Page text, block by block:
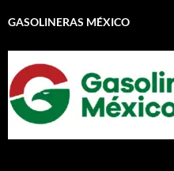
GASOLINERAS MÉXICO